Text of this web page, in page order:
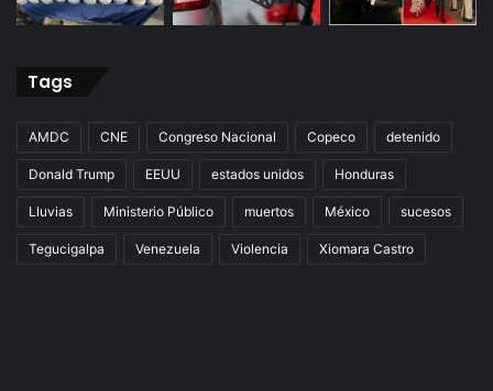
Tags
AMDC CNE Congreso Nacional Copeco detenido
Donald Trump EEUU estados unidos Honduras
Lluvias Ministerio Público muertos México sucesos
Tegucigalpa Venezuela Violencia Xiomara Castro